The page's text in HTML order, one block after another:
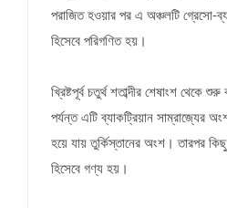
পরাজিত হওয়ার পর এ অঞ্চলটি গ্রেসো-
হিসেবে পরিগণিত হয়।
খ্রিষ্টপূর্ব চতুর্থ শতাব্দীর শেষাংশ থেকে
পর্যন্ত এটি ব্যাকট্রিয়ান সাম্রাজ্যের
হয়ে যায় তুর্কিস্তানের অংশ। তারপর
হিসেবে গণ্য হয়।